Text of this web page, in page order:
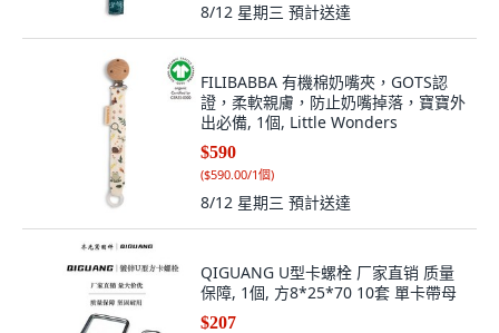
8/12 星期三 預計送達
FILIBABBA 有機棉奶嘴夾，GOTS認
證，柔軟親膚，防止奶嘴掉落，寶寶外
出必備, 1個, Little Wonders
$590
($590.00/1個)
8/12 星期三 預計送達
QIGUANG U型卡螺栓 厂家直销 质量
保障, 1個, 方8*25*70 10套 單卡帶母
$207